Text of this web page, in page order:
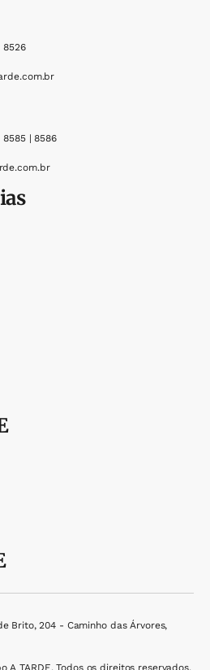
8526
8585 | 8586
Brito, 204 - Caminho das Árvores,
A TARDE. Todos os direitos reservados.